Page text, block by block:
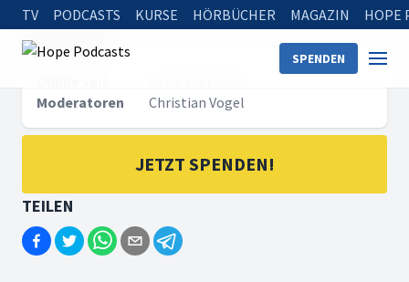
TV PODCASTS KURSE HÖRBÜCHER MAGAZIN HOPE
SPENDEN
METADATEN
Moderatoren
Christian Vogel
JETZT SPENDEN!
TEILEN